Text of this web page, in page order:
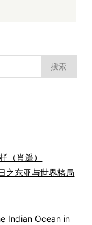
（肖遥）
之东亚与世界格局
Indian Ocean in